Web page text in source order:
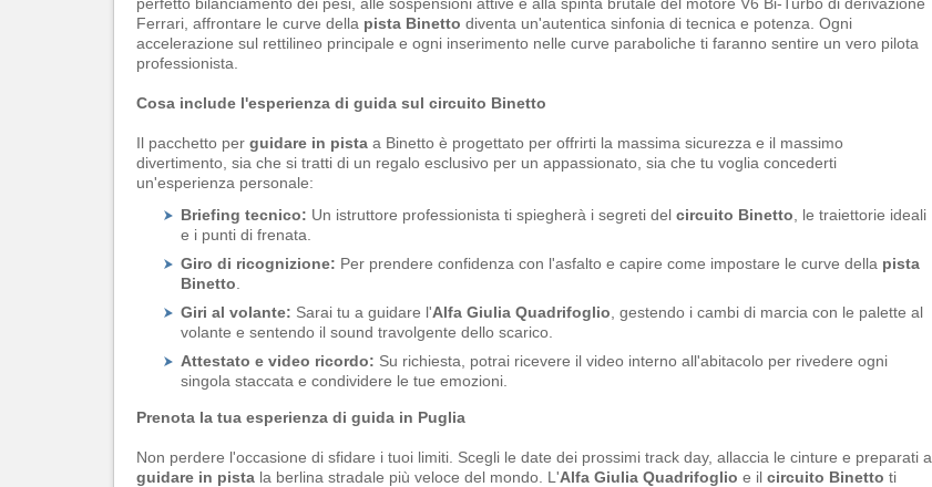
Ferrari, affrontare le curve della pista Binetto diventa un'autentica sinfonia di tecnica e potenza. Ogni
accelerazione sul rettilineo principale e ogni inserimento nelle curve paraboliche ti faranno sentire un vero pilota
professionista.
Cosa include l'esperienza di guida sul circuito Binetto
Il pacchetto per guidare in pista a Binetto è progettato per offrirti la massima sicurezza e il massimo
divertimento, sia che si tratti di un regalo esclusivo per un appassionato, sia che tu voglia concederti
un'esperienza personale:
Briefing tecnico: Un istruttore professionista ti spiegherà i segreti del circuito Binetto , le traiettorie ideali
e i punti di frenata.
Giro di ricognizione: Per prendere confidenza con l'asfalto e capire come impostare le curve della pista
Binetto
Giri al volante: Sarai tu a guidare l'Alfa Giulia Quadrifoglio , gestendo i cambi di marcia con le palette al
volante e sentendo il sound travolgente dello scarico.
Attestato e video ricordo: Su richiesta, potrai ricevere il video interno all'abitacolo per rivedere ogni
singola staccata e condividere le tue emozioni.
Prenota la tua esperienza di guida in Puglia
Non perdere l'occasione di sfidare i tuoi limiti. Scegli le date dei prossimi track day, allaccia le cinture e preparati a
guidare in pista la berlina stradale più veloce del mondo. L'Alfa Giulia Quadrifoglio e il circuito Binetto ti